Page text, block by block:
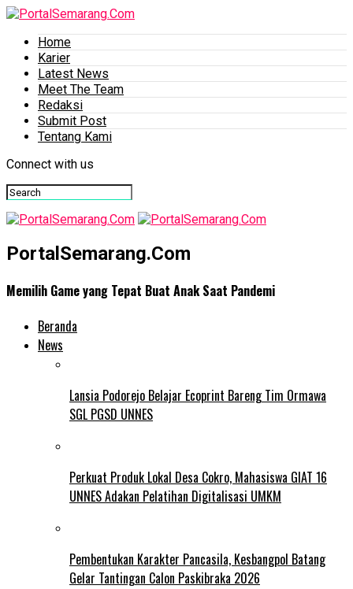
Home
Karier
Latest News
Meet The Team
Redaksi
Submit Post
Tentang Kami
Connect with us
PortalSemarang.Com
Memilih Game yang Tepat Buat Anak Saat Pandemi
Beranda
News
Lansia Podorejo Belajar Ecoprint Bareng Tim Ormawa
SGL PGSD UNNES
Perkuat Produk Lokal Desa Cokro, Mahasiswa GIAT 16
UNNES Adakan Pelatihan Digitalisasi UMKM
Pembentukan Karakter Pancasila, Kesbangpol Batang
Gelar Tantingan Calon Paskibraka 2026